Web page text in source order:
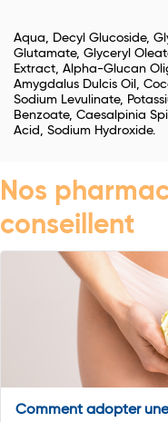
Aqua, Decyl Glucoside,
Glutamate, Glyceryl
Extract, Alpha-Glucan
Amygdalus Dulcis Oil,
Sodium Levulinate,
Benzoate, Caesalpinia
Acid, Sodium Hydroxide.
Nos
conseillent
Comment adopter